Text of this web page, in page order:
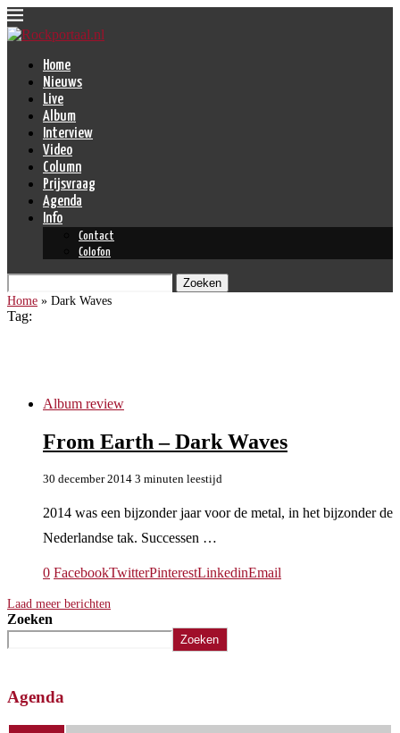
Home
Nieuws
Live
Album
Interview
Video
Column
Prijsvraag
Agenda
Info
Contact
Colofon
Zoeken
Home » Dark Waves
Tag:
Album review
From Earth – Dark Waves
30 december 2014 3 minuten leestijd
2014 was een bijzonder jaar voor de metal, in het bijzonder de
Nederlandse tak. Successen …
0 FacebookTwitterPinterestLinkedinEmail
Laad meer berichten
Zoeken
Zoeken
Agenda